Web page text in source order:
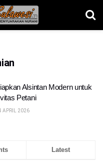
Alsintan Modern untuk
Petani
APRIL 2026
Latest